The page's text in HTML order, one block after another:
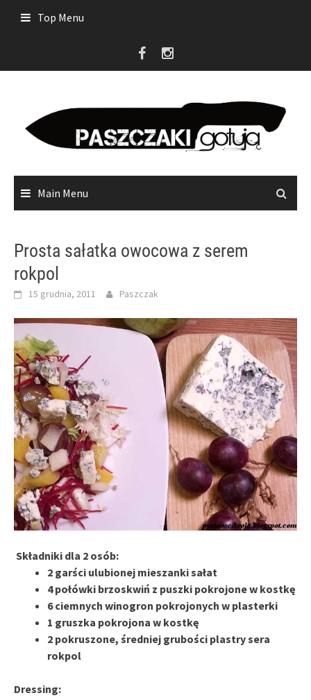
Top Menu
Main Menu
Prosta sałatka owocowa z serem
rokpol
15 grudnia, 2011 Paszczak
Składniki dla 2 osób:
2 garści ulubionej mieszanki sałat
4 połówki brzoskwiń z puszki pokrojone w kostkę
6 ciemnych winogron pokrojonych w plasterki
1 gruszka pokrojona w kostkę
2 pokruszone, średniej grubości plastry sera
rokpol
Dressing: